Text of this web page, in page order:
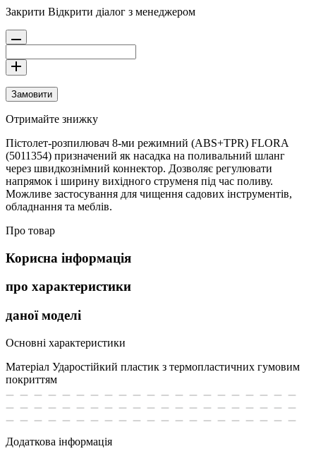
Закрити Відкрити діалог з менеджером
Замовити
Отримайте знижку
Пістолет-розпилювач 8-ми режимний (ABS+TPR) FLORA
(5011354) призначений як насадка на поливальний шланг
через швидкознімний коннектор. Дозволяє регулювати
напрямок і ширину вихідного струменя під час поливу.
Можливе застосування для чищення садових інструментів,
обладнання та меблів.
Про товар
Корисна інформація
про характеристики
даної моделі
Основні характеристики
Матеріал Ударостійкий пластик з термопластичних гумовим
покриттям
Додаткова інформація